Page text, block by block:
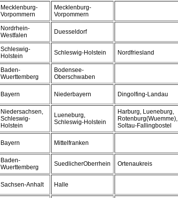
Mecklenburg-
Vorpommern
Mecklenburg-
Vorpommern
Nordrhein-
Westfalen
Duesseldorf
Schleswig-
Holstein
Schleswig-Holstein Nordfriesland
Baden-
Wuerttemberg
Bodensee-
Oberschwaben
Bayern Niederbayern Dingolfing-Landau
Niedersachsen,
Schleswig-
Holstein
Lueneburg,
Schleswig-Holstein
Harburg, Lueneburg,
Rotenburg(Wuemme),
Soltau-Fallingbostel
Bayern Mittelfranken
Baden-
Wuerttemberg
SuedlicherOberrhein Ortenaukreis
Sachsen-Anhalt Halle